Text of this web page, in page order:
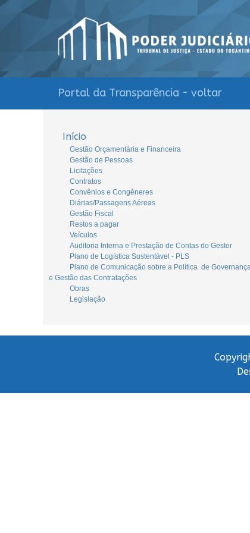
Portal da Transparência - voltar
Início
Gestão Orçamentária e Financeira
Gestão de Pessoas
Licitações
Contratos
Convênios e Congêneres
Diárias/Passagens Aéreas
Gestão Fiscal
Restos a pagar
Veículos
Auditoria Interna e Prestação de Contas do Gestor
Plano de Logística Sustentável - PLS
Plano de Comunicação sobre a Política de
e Gestão das Contratações
Obras
Legislação